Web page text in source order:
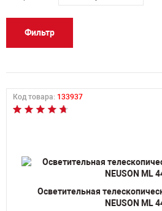
Фильтр
Код товара: 133937
Осветительная
NEUSON ML